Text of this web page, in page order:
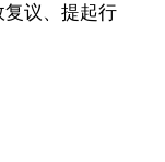
复议、提起行